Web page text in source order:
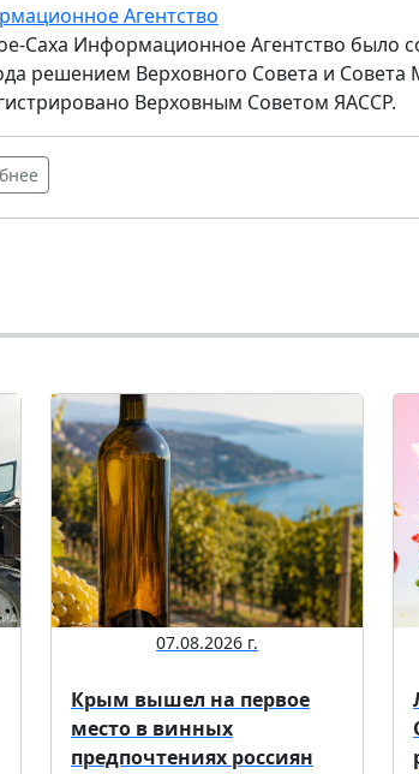
Агентство
Саха Информационное Агентство было
решением Верховного Совета и
Верховным Советом ЯАССР.
07.08.2026 г.
Крым вышел на первое
место в винных
предпочтениях россиян